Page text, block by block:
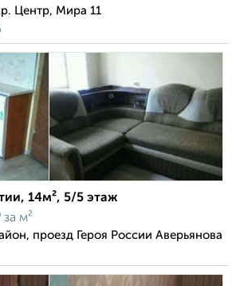
Центр, Мира 11
14м², 5/5 этаж
за м²
проезд Героя России Аверьянова